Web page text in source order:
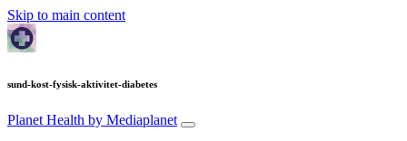
Skip to main content
sund-kost-fysisk-aktivitet-diabetes
Planet Health by Mediaplanet